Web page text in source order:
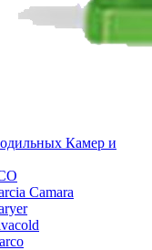
Камер и
Camara